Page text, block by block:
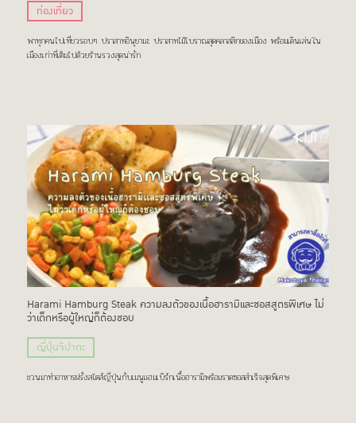
ท่องเที่ยว
พาทุกคนไปเที่ยวรอบๆ ปราสาทอินุยามะ ปราสาทไม้โบราณสุดคลาสสิกของเมือง พร้อมเดินเล่นใน
เมืองเก่าที่เต็มไปด้วยร้านรวงสุดน่ารัก
Harami Hamburg Steak ความลงตัวของเนื้อฮารามิเเละซอสสูตรพิเศษ ไม่
ว่าเด็กหรือผู้ใหญ่ก็ต้องชอบ
ญี่ปุ่นจิปาถะ
ชวนมาทำอาหารฝรั่งสไตล์ญี่ปุ่นกับเมนูแฮมเบิร์กเนื้อฮารามิพร้อมราดซอสสำเร็จสุดพิเศษ